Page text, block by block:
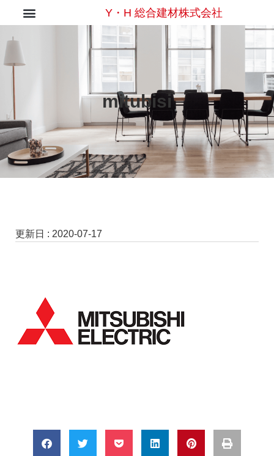
Y・H 総合建材株式会社
mitubisi
更新日 : 2020-07-17